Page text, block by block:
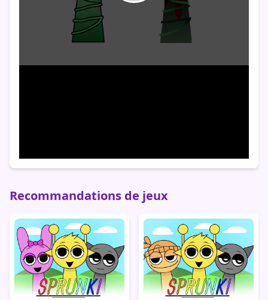
Recommandations de jeux